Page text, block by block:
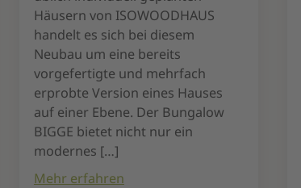
Häusern von ISOWOODHAUS
handelt es sich bei diesem
Neubau um eine bereits
vorgefertigte und mehrfach
erprobte Version eines Hauses
auf einer Ebene. Der Bungalow
BIGGE bietet nicht nur ein
modernes […]
Mehr erfahren